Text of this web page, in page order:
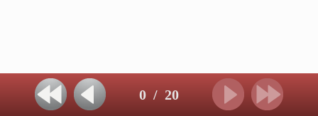
0 / 20